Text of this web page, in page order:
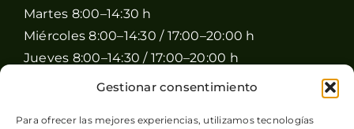
Gestionar consentimiento
Para ofrecer las mejores experiencias, utilizamos tecnologías
Martes 8:00–14:30 h
Miércoles 8:00–14:30 / 17:00–20:00 h
Jueves 8:00–14:30 / 17:00–20:00 h
Viernes 8:00–14:30 / 17:00–20:00 h
Domingo Cerrado